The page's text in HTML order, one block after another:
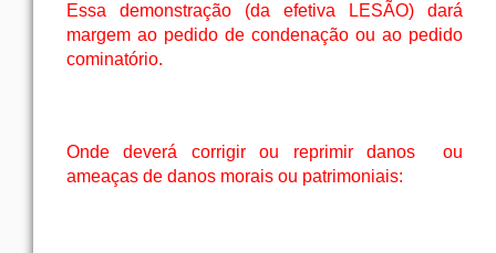
Essa demonstração (da efetiva LESÃO) dará
margem ao pedido de condenação ou ao pedido
cominatório.
Onde deverá corrigir ou reprimir danos
ou
ameaças de danos morais ou patrimoniais: